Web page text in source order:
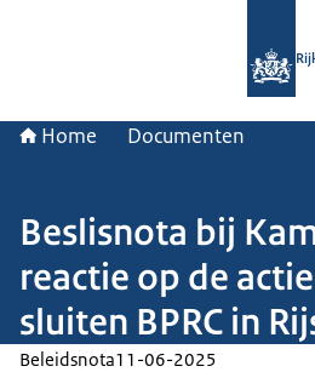
Home Documenten
Beslisnota bij
reactie op de
sluiten BPRC in
Beleidsnota11-06-2025